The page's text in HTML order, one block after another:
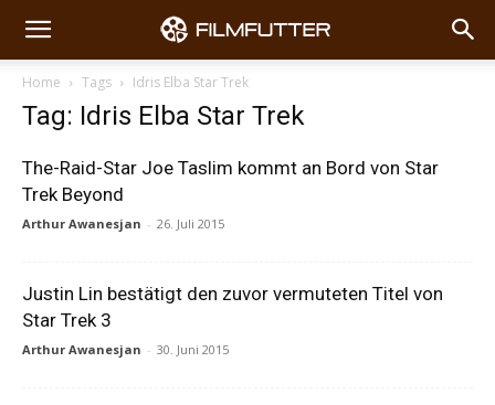
Home Tags Idris Elba Star Trek
Tag: Idris Elba Star Trek
The-Raid-Star Joe Taslim kommt an Bord von Star
Trek Beyond
Arthur Awanesjan - 26. Juli 2015
Justin Lin bestätigt den zuvor vermuteten Titel von
Star Trek 3
Arthur Awanesjan - 30. Juni 2015